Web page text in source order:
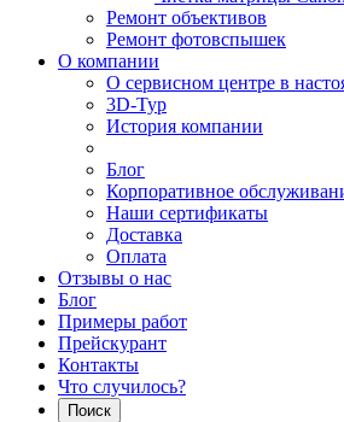
Ремонт объективов
Ремонт фотовспышек
О компании
О сервисном центре в
3D-Тур
История компании
Блог
Корпоративное
Наши сертификаты
Доставка
Оплата
Отзывы о нас
Блог
Примеры работ
Прейскурант
Контакты
Что случилось?
Поиск